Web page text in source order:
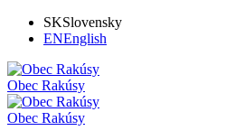
SKSlovensky
ENEnglish
Obec Rakúsy
Obec Rakúsy